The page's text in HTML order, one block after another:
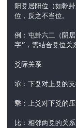
阳爻居阳位（如乾
位，反之不当位。
例：屯卦六二（阴
字”，需结合爻位关
爻际关系
承：下爻对上爻的
乘：上爻对下爻的
比：相邻两爻的关